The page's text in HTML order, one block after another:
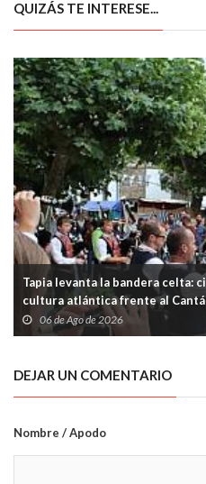
QUIZÁS TE INTERESE...
Tapia levanta la bandera celta:
cultura atlántica frente al
06 de Ago de 2026
DEJAR UN COMENTARIO
Nombre / Apodo